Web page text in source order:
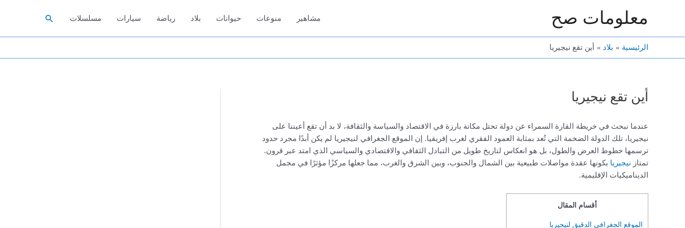
معلومات صح مشاهير منوعات حيوانات بلاد رياضة سيارات مسلسلات البحث
الرئيسية بلاد أين تقع نيجيريا
أين تقع نيجيريا
عندما نبحث في خريطة القارة السمراء عن دولة تحتل مكانة بارزة في الاقتصاد والسياسة والثقافة، لا بد أن تقع أعيننا على
نيجيريا، تلك الدولة الضخمة التي تُعد بمثابة العمود الفقري لغرب إفريقيا. إن الموقع الجغرافي لنيجيريا لم يكن أبدًا مجرد حدود
ترسمها خطوط العرض والطول، بل هو انعكاس لتاريخ طويل من التبادل الثقافي والاقتصادي والسياسي الذي امتد عبر قرون.
تمتاز نيجيريا بكونها عقدة مواصلات طبيعية بين الشمال والجنوب، وبين الشرق والغرب، مما جعلها مركزًا مؤثرًا في مجمل
الديناميكيات الإقليمية.
أقسام المقال
الموقع الجغرافي الدقيق لنيجيريا